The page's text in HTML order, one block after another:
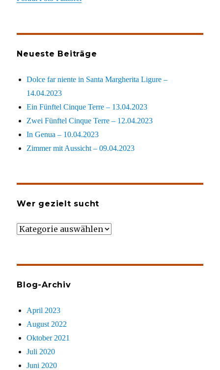
Neueste Beiträge
Dolce far niente in Santa Margherita Ligure –
14.04.2023
Ein Fünftel Cinque Terre – 13.04.2023
Zwei Fünftel Cinque Terre – 12.04.2023
In Genua – 10.04.2023
Zimmer mit Aussicht – 09.04.2023
Wer gezielt sucht
Wer
Blog-Archiv
April 2023
August 2022
Oktober 2021
Juli 2020
Juni 2020